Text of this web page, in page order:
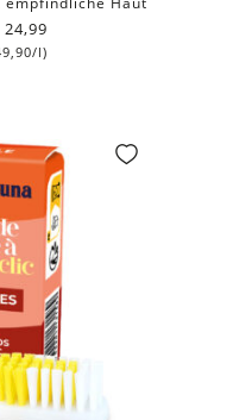
24,99
/l)